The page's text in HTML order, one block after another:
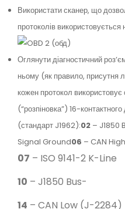
Використати сканер, що
протоколів використовується
Оглянути діагностичний
ньому (як правило, присутня
кожен протокол
(“розпіновка”) 16-
(стандарт J1962):02 – J1850
Signal Ground06 – CAN
07 – ISO 9141-2 K-Line
10 – J1850 Bus-
14 – CAN Low (J-2284)